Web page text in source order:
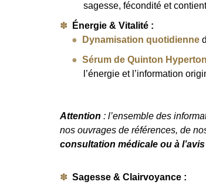
sagesse, fécondité et
Énergie & Vitalité :
Dynamisation quotidienne
Sérum de Quinton
l’énergie et l’information
Attention : l’ensemble des
nos ouvrages de références, de
consultation médicale ou à
Sagesse & Clairvoyance :